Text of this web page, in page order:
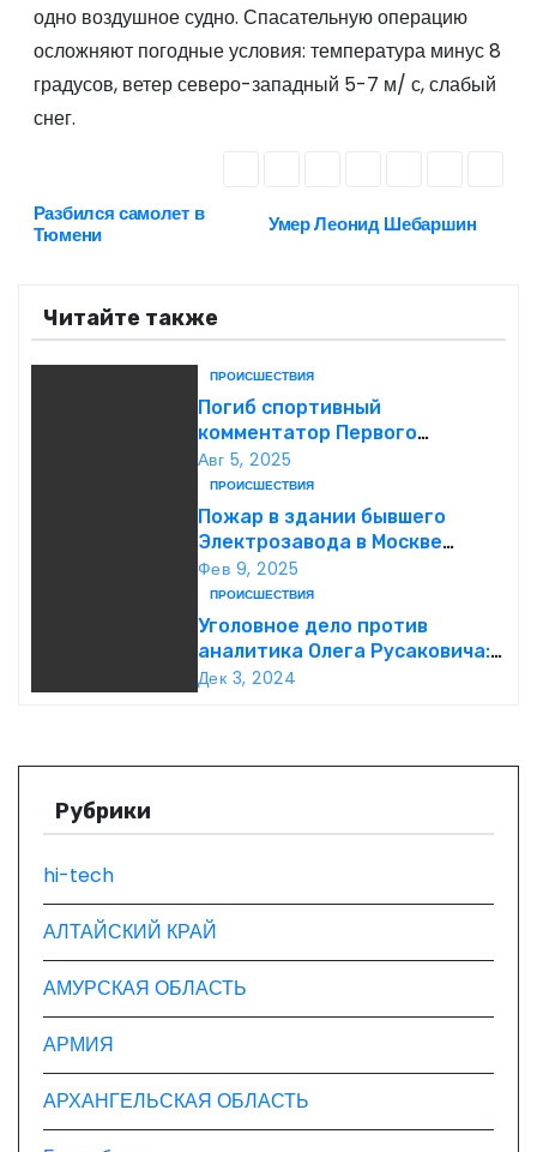
одно воздушное судно. Спасательную операцию
осложняют погодные условия: температура минус 8
градусов, ветер северо-западный 5-7 м/ с, слабый
снег.
Н
в
и
п
з
а
п
и
с
я
м
Умер Леонид Шебаршин
Разбился самолет в
Тюмени
Читайте также
ПРОИСШЕСТВИЯ
Погиб спортивный
комментатор Первого
Александр Гришин
Авг 5, 2025
ПРОИСШЕСТВИЯ
Пожар в здании бывшего
Электрозавода в Москве
успешно ликвидирован
Фев 9, 2025
ПРОИСШЕСТВИЯ
Уголовное дело против
аналитика Олега Русаковича:
обвинения, вымогательство и
Дек 3, 2024
Рубрики
hi-tech
АЛТАЙСКИЙ КРАЙ
АМУРСКАЯ ОБЛАСТЬ
АРМИЯ
АРХАНГЕЛЬСКАЯ ОБЛАСТЬ